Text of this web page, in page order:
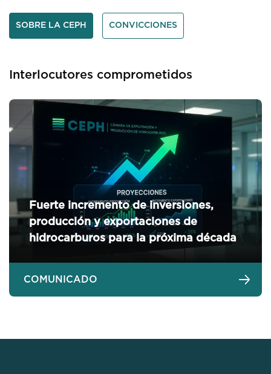
SOBRE LA CEPH CONVICCIONES
Interlocutores comprometidos
Fuerte incremento de inversiones,
producción y exportaciones de
hidrocarburos para la próxima década
COMUNICADO